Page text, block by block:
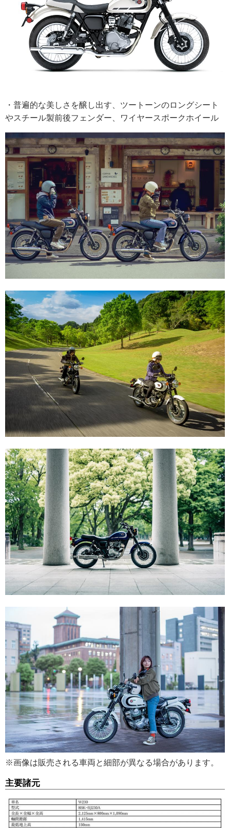
・普遍的な美しさを醸し出す、ツートーンのロングシート
やスチール製前後フェンダー、ワイヤースポークホイール
※画像は販売される車両と細部が異なる場合があります。
主要諸元